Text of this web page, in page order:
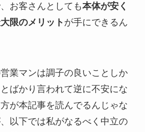
お客さんとしても本体が安く
限のメリット が手にできるん
業マンは調子の良いことしか
ばかり言われて逆に不安にな
が本記事を読んでるんじゃな
以下では私がなるべく中立の